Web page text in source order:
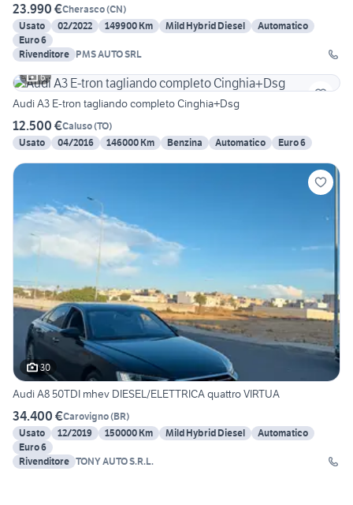
23.990 €Cherasco(CN)
Usato
02/2022 149900 Km Mild Hybrid Diesel
Automatico
Euro 6
Rivenditore PMS AUTO SRL
6
Audi A3 E-tron tagliando completo Cinghia+Dsg
12.500 €Caluso(TO)
Usato
04/2016 146000 Km Benzina Automatico Euro 6
30
Audi A8 50TDI mhev DIESEL/ELETTRICA quattro VIRTUA
34.400 €Carovigno(BR)
Usato
12/2019 150000 Km Mild Hybrid Diesel
Automatico
Euro 6
Rivenditore TONY AUTO S.R.L.